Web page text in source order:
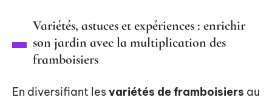
Variétés, astuces et expériences : enrichir
son jardin avec la multiplication des
framboisiers
En diversifiant lesvariétés de framboisiers au